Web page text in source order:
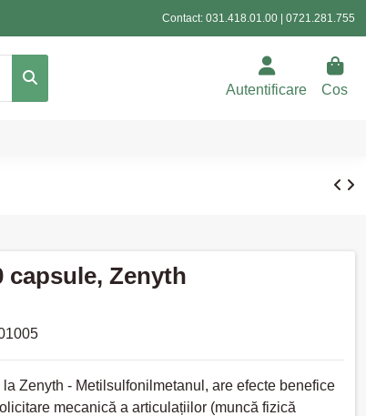
Contact: 031.418.01.00 0721.281.755
Autentificare Cos
capsule, Zenyth
Zenyth - Metilsulfonilmetanul, are efecte benefice
mecanică a articulațiilor (muncă fizică